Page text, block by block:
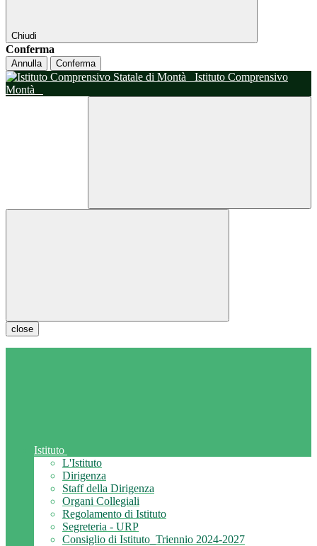
Chiudi
Conferma
Annulla Conferma
Istituto Comprensivo
Montà
close
Istituto
L'Istituto
Dirigenza
Staff della Dirigenza
Organi Collegiali
Regolamento di Istituto
Segreteria - URP
Consiglio di Istituto_Triennio 2024-2027